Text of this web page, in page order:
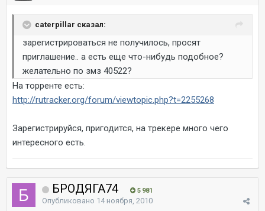
caterpillar сказал:
зарегистрироваться не получилось, просят
приглашение.. а есть еще что-нибудь подобное?
желательно по змз 40522?
На торренте есть:
http://rutracker.org/forum/viewtopic.php?t=2255268
Зарегистрируйся, пригодится, на трекере много чего
интересного есть.
БРОДЯГА74 5 981
Опубликовано 14 ноября, 2010